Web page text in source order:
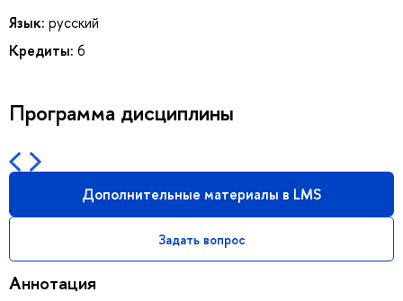
Язык: русский
Кредиты: 6
Программа дисциплины
Дополнительные материалы в LMS
Задать вопрос
Аннотация